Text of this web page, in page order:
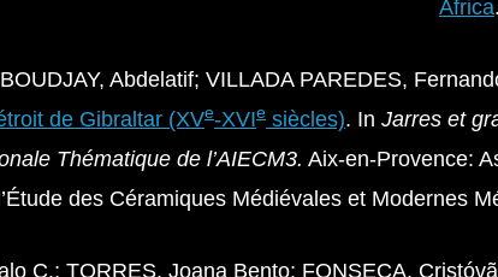
Africa
Abdelatif; VILLADA PAREDES,
de Gibraltar (XVe-XVIe siècles). In Jarres et
Thématique de l’AIECM3. Aix-en-Provence:
des Céramiques Médiévales et Modernes
C.; TORRES, Joana Bento; FONSECA,